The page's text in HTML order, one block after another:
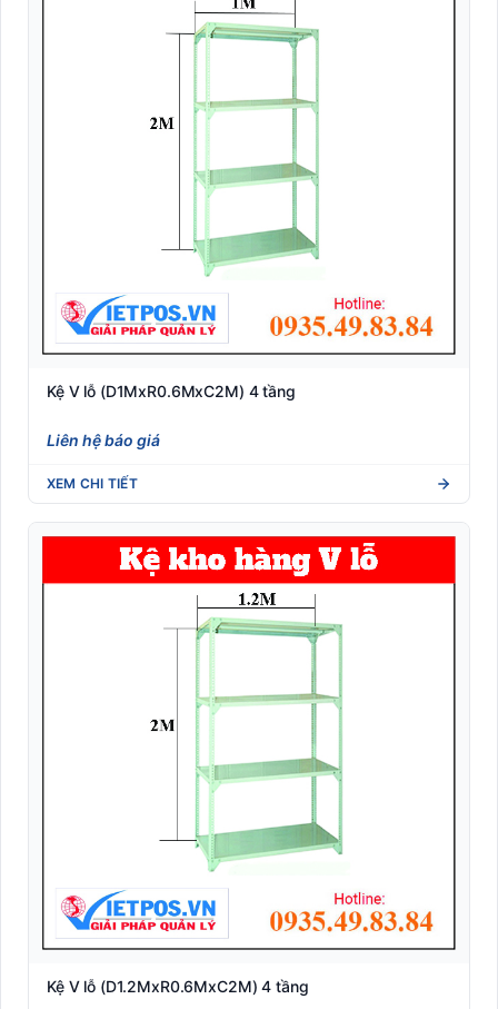
Kệ V lỗ (D1MxR0.6MxC2M) 4 tầng
Liên hệ báo giá
XEM CHI TIẾT
Kệ V lỗ (D1.2MxR0.6MxC2M) 4 tầng